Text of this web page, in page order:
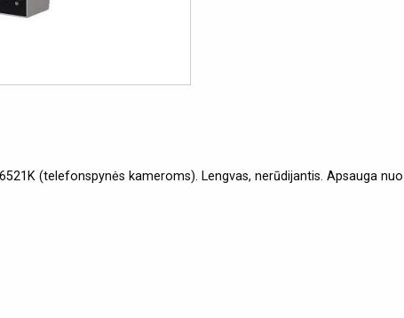
(telefonspynės kameroms). Lengvas, nerūdijantis. Apsauga